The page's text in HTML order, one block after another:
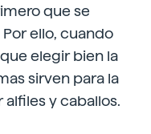
que se
ello, cuando
elegir bien la
sirven para la
y caballos.